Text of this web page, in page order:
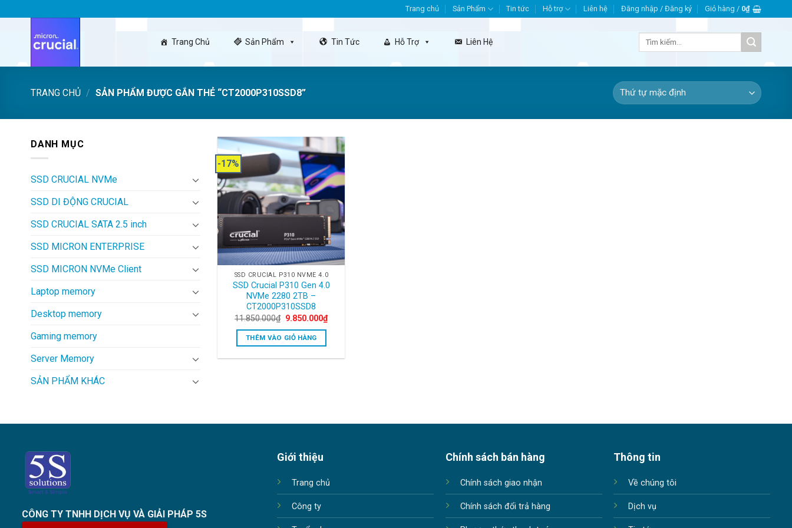
to
Trang chủ Sản Phẩm Tin tức Hỗ trợ Liên hệ Đăng nhập / Đăng ký Giỏ hàng / 0₫
Trang Chủ Sản Phẩm Tin Tức Hỗ Trợ Liên Hệ
Tìm
TRANG CHỦ / SẢN PHẨM ĐƯỢC GẮN THẺ “CT2000P310SSD8”
DANH MỤC
SSD CRUCIAL NVMe
SSD DI ĐỘNG CRUCIAL
SSD CRUCIAL SATA 2.5 inch
SSD MICRON ENTERPRISE
SSD MICRON NVMe Client
Laptop memory
Desktop memory
Gaming memory
Server Memory
SẢN PHẨM KHÁC
-17%
SSD CRUCIAL P310 NVME 4.0
SSD Crucial P310 Gen 4.0
NVMe 2280 2TB –
CT2000P310SSD8
11.850.000₫ Original
was:
11.850.000₫.
9.850.000₫Current
price
THÊM VÀO GIỎ HÀNG
CÔNG TY TNHH DỊCH VỤ VÀ GIẢI PHÁP 5S
Giới thiệu
Trang chủ
Công ty
Chính sách bán hàng
Chính sách giao nhận
Chính sách đổi trả hàng
Thông tin
Về chúng tôi
Dịch vụ